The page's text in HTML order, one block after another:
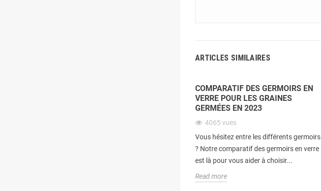
ARTICLES SIMILAIRES
COMPARATIF DES GERMOIRS EN
VERRE POUR LES GRAINES
GERMÉES EN 2023
4065 vues
Vous hésitez entre les différents germoirs
? Notre comparatif des germoirs en verre
est là pour vous aider à choisir...
Read more